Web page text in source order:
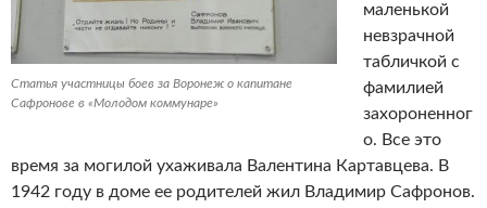
Статья участницы боев за Воронеж о капитане
Сафронове в «Молодом коммунаре»
маленькой
невзрачной
табличкой с
фамилией
захороненног
о. Все это
время за могилой ухаживала Валентина Картавцева. В
1942 году в доме ее родителей жил Владимир Сафронов.